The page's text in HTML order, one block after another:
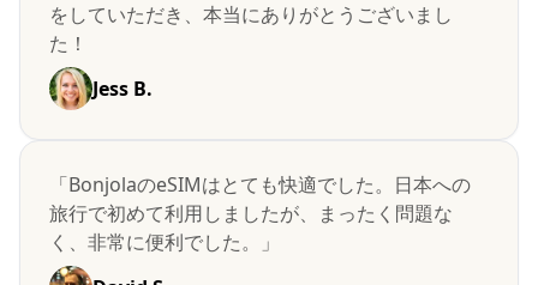
をしていただき、本当にありがとうございまし
た！
Jess B.
「BonjolaのeSIMはとても快適でした。日本への
旅行で初めて利用しましたが、まったく問題な
く、非常に便利でした。」